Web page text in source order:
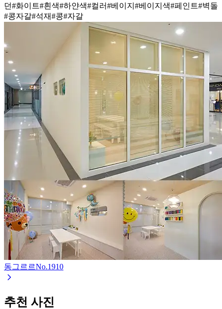
던#화이트#흰색#하얀색#컬러#베이지 #베이지색#페인트#벽돌
#콩자갈#석재#콩#자갈
동그르르No.1910
추천 사진